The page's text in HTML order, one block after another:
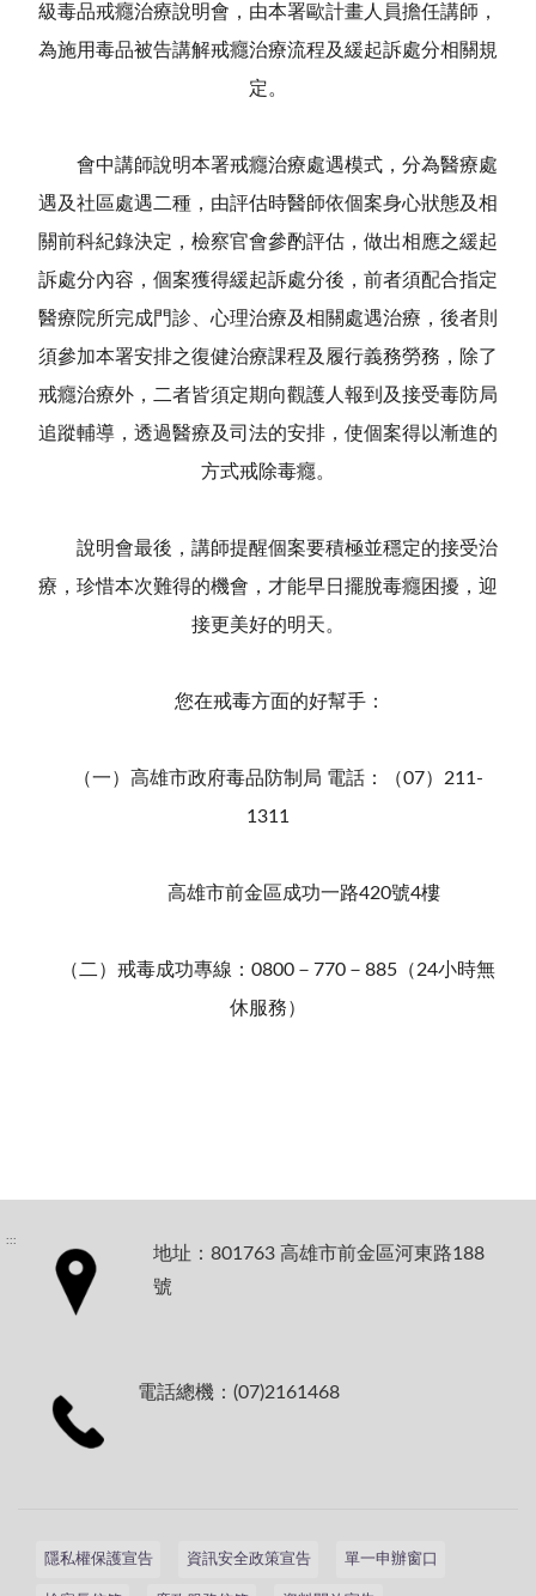
級毒品戒癮治療說明會，由本署歐計畫人員擔任講師，
為施用毒品被告講解戒癮治療流程及緩起訴處分相關規
定。
會中講師說明本署戒癮治療處遇模式，分為醫療處
遇及社區處遇二種，由評估時醫師依個案身心狀態及相
關前科紀錄決定，檢察官會參酌評估，做出相應之緩起
訴處分內容，個案獲得緩起訴處分後，前者須配合指定
醫療院所完成門診、心理治療及相關處遇治療，後者則
須參加本署安排之復健治療課程及履行義務勞務，除了
戒癮治療外，二者皆須定期向觀護人報到及接受毒防局
追蹤輔導，透過醫療及司法的安排，使個案得以漸進的
方式戒除毒癮。
說明會最後，講師提醒個案要積極並穩定的接受治
療，珍惜本次難得的機會，才能早日擺脫毒癮困擾，迎
接更美好的明天。
您在戒毒方面的好幫手：
（一）高雄市政府毒品防制局 電話：（07）211-
1311
高雄市前金區成功一路420號4樓
（二）戒毒成功專線：0800－770－885（24小時無
休服務）
:::
地址：801763 高雄市前金區河東路188
號
電話總機：(07)2161468
隱私權保護宣告 資訊安全政策宣告 單一申辦窗口